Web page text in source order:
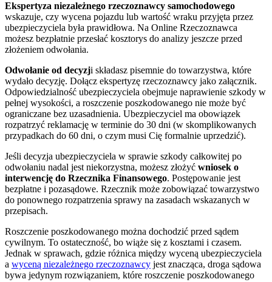
Ekspertyza niezależnego rzeczoznawcy samochodowego
wskazuje, czy wycena pojazdu lub wartość wraku przyjęta przez
ubezpieczyciela była prawidłowa. Na Online Rzeczoznawca
możesz bezpłatnie przesłać kosztorys do analizy jeszcze przed
złożeniem odwołania.
Odwołanie od decyzji składasz pisemnie do towarzystwa, które
wydało decyzję. Dołącz ekspertyzę rzeczoznawcy jako załącznik.
Odpowiedzialność ubezpieczyciela obejmuje naprawienie szkody w
pełnej wysokości, a roszczenie poszkodowanego nie może być
ograniczane bez uzasadnienia. Ubezpieczyciel ma obowiązek
rozpatrzyć reklamację w terminie do 30 dni (w skomplikowanych
przypadkach do 60 dni, o czym musi Cię formalnie uprzedzić).
Jeśli decyzja ubezpieczyciela w sprawie szkody całkowitej po
odwołaniu nadal jest niekorzystna, możesz złożyć wniosek o
interwencję do Rzecznika Finansowego. Postępowanie jest
bezpłatne i pozasądowe. Rzecznik może zobowiązać towarzystwo
do ponownego rozpatrzenia sprawy na zasadach wskazanych w
przepisach.
Roszczenie poszkodowanego można dochodzić przed sądem
cywilnym. To ostateczność, bo wiąże się z kosztami i czasem.
Jednak w sprawach, gdzie różnica między wyceną ubezpieczyciela
a wyceną niezależnego rzeczoznawcy jest znacząca, droga sądowa
bywa jedynym rozwiązaniem, które roszczenie poszkodowanego